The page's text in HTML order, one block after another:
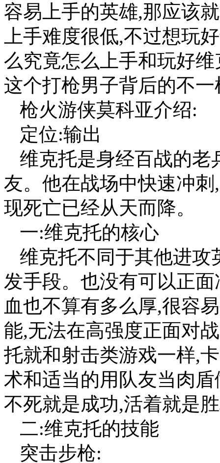
容易上手的英雄,那应该
上手难度很低,不过想玩
么究竟怎么上手和玩好
这个打枪男子背后的不
枪火游侠莫科亚介绍:
定位:输出
维克托是身经百战的老
友。他在战场中快速冲
现死亡已经从天而降。
一:维克托的核心
维克托不同于其他进攻
发手段。也没有可以正
血也不算有多么厚,很容
能,无法在高强度正面对
托就和射击类游戏一样,
术和适当的用队友当肉
不死就是成功,活着就是
二:维克托的技能
突击步枪: